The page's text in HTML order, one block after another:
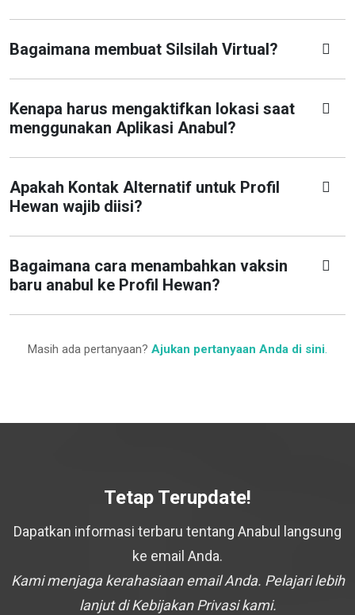
Bagaimana membuat Silsilah Virtual?
Kenapa harus mengaktifkan lokasi saat
menggunakan Aplikasi Anabul?
Apakah Kontak Alternatif untuk Profil
Hewan wajib diisi?
Bagaimana cara menambahkan vaksin
baru anabul ke Profil Hewan?
Masih ada pertanyaan? Ajukan pertanyaan Anda di sini.
Tetap Terupdate!
Dapatkan informasi terbaru tentang Anabul langsung
ke email Anda.
Kami menjaga kerahasiaan email Anda. Pelajari lebih
lanjut di Kebijakan Privasi kami.